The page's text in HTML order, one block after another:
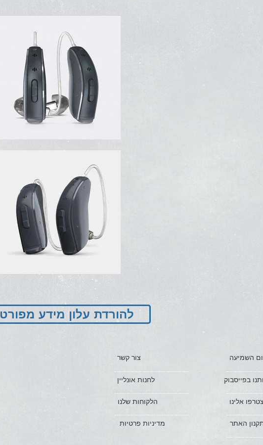
להורדת עלון מידע מפורט
צור קשר
לחנות אונליין
הלקוחות שלנו
מדיניות פרטיות
השמיעה
בפייסבוק
אלינו
האתר